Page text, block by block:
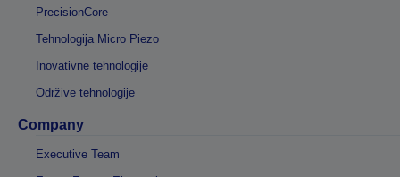
PrecisionCore
Tehnologija Micro Piezo
Inovativne tehnologije
Održive tehnologije
Company
Executive Team